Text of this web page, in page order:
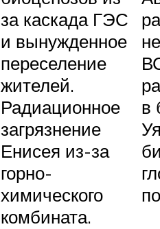
за каскада ГЭС
и вынужденное
переселение
жителей.
Радиационное
загрязнение
Енисея из-за
горно-
химического
комбината.
в